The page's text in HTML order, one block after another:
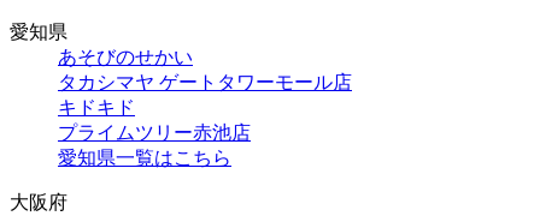
愛知県
あそびのせかい
タカシマヤ ゲートタワーモール店
キドキド
プライムツリー赤池店
愛知県一覧はこちら
大阪府